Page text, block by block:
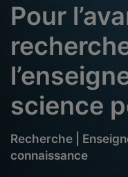
Pour
science
Recherche |
connaissance